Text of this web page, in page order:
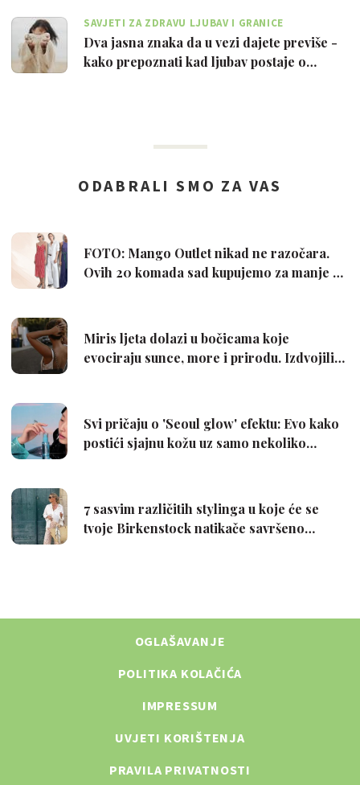
SAVJETI ZA ZDRAVU LJUBAV I GRANICE
Dva jasna znaka da u vezi dajete previše -
kako prepoznati kad ljubav postaje o…
OGLAŠAVANJE
POLITIKA KOLAČIĆA
IMPRESSUM
UVJETI KORIŠTENJA
PRAVILA PRIVATNOSTI